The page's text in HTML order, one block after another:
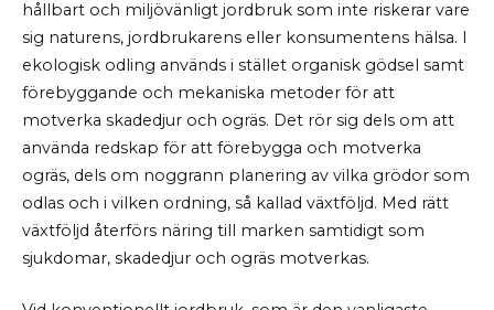
hållbart och miljövänligt jordbruk som inte riskerar vare
sig naturens, jordbrukarens eller konsumentens hälsa. I
ekologisk odling används i stället organisk gödsel samt
förebyggande och mekaniska metoder för att
motverka skadedjur och ogräs. Det rör sig dels om att
använda redskap för att förebygga och motverka
ogräs, dels om noggrann planering av vilka grödor som
odlas och i vilken ordning, så kallad växtföljd. Med rätt
växtföljd återförs näring till marken samtidigt som
sjukdomar, skadedjur och ogräs motverkas.